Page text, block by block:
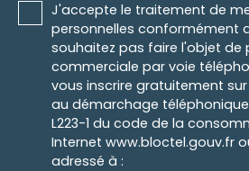
J'accepte le traitement de
personnelles conformément
souhaitez pas faire l'objet de
commerciale par voie
vous inscrire gratuitement
au démarchage
L223-1 du code de la
Internet www.bloctel.gouv.fr
adressé à :